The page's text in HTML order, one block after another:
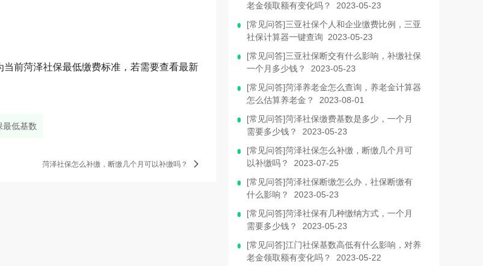
当前菏泽社保最低缴费标准，若需要查看最新
最低基数
菏泽社保怎么补缴，断缴几个月可以补缴吗？
老金领取额有变化吗？ 2023-05-23
[常见问答]三亚社保个人和企业缴费比例，三亚
社保计算器一键查询 2023-05-23
[常见问答]三亚社保断交有什么影响，补缴社保
一个月多少钱？ 2023-05-23
[常见问答]菏泽养老金怎么查询，养老金计算器
怎么估算养老金？ 2023-08-01
[常见问答]菏泽社保缴费基数是多少，一个月
需要多少钱？ 2023-05-23
[常见问答]菏泽社保怎么补缴，断缴几个月可
以补缴吗？ 2023-07-25
[常见问答]菏泽社保断缴怎么办，社保断缴有
什么影响？ 2023-05-23
[常见问答]菏泽社保有几种缴纳方式，一个月
需要多少钱？ 2023-05-23
[常见问答]江门社保基数高低有什么影响，对养
老金领取额有变化吗？ 2023-05-22